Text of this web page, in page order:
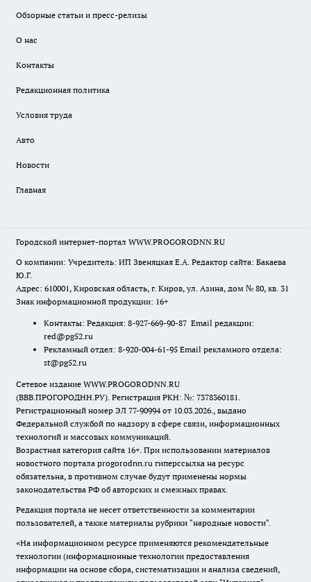
Обзорные статьи и пресс-релизы
О нас
Контакты
Редакционная политика
Условия труда
Авто
Новости
Главная
Городской интернет-портал WWW.PROGORODNN.RU
О компании: Учредитель: ИП Звеняцкая Е.А. Редактор сайта: Бакаева
Ю.Г.
Адрес: 610001, Кировская область, г. Киров, ул. Азина, дом № 80, кв. 31
Знак информационной продукции: 16+
Контакты: Редакция: 8-927-669-90-87 Email редакции:
red@pg52.ru
Рекламный отдел: 8-920-004-61-95 Email рекламного отдела:
st@pg52.ru
Сетевое издание WWW.PROGORODNN.RU
(ВВВ.ПРОГОРОДНН.РУ). Регистрация РКН: №: 7378360181.
Регистрационный номер ЭЛ 77-90994 от 10.03.2026., выдано
Федеральной службой по надзору в сфере связи, информационных
технологий и массовых коммуникаций.
Возрастная категория сайта 16+. При использовании материалов
новостного портала progorodnn.ru гиперссылка на ресурс
обязательна, в противном случае будут применены нормы
законодательства РФ об авторских и смежных правах.
Редакция портала не несет ответственности за комментарии
пользователей, а также материалы рубрики "народные новости".
«На информационном ресурсе применяются рекомендательные
технологии (информационные технологии предоставления
информации на основе сбора, систематизации и анализа сведений,